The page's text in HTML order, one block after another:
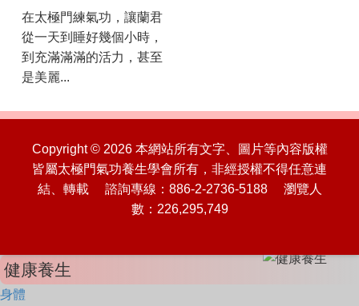
在太極門練氣功，讓蘭君
從一天到睡好幾個小時，
到充滿滿滿的活力，甚至
是美麗...
Copyright © 2026 本網站所有文字、圖片等內容版權
皆屬太極門氣功養生學會所有，非經授權不得任意連
結、轉載 諮詢專線：886-2-2736-5188 瀏覽人
數：226,295,749
健康養生
身體